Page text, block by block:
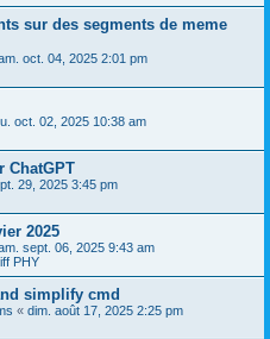
sur des segments de meme
oct. 04, 2025 2:01 pm
oct. 02, 2025 10:38 am
ChatGPT
29, 2025 3:45 pm
2025
sept. 06, 2025 9:43 am
PHY
simplify cmd
« dim. août 17, 2025 2:25 pm